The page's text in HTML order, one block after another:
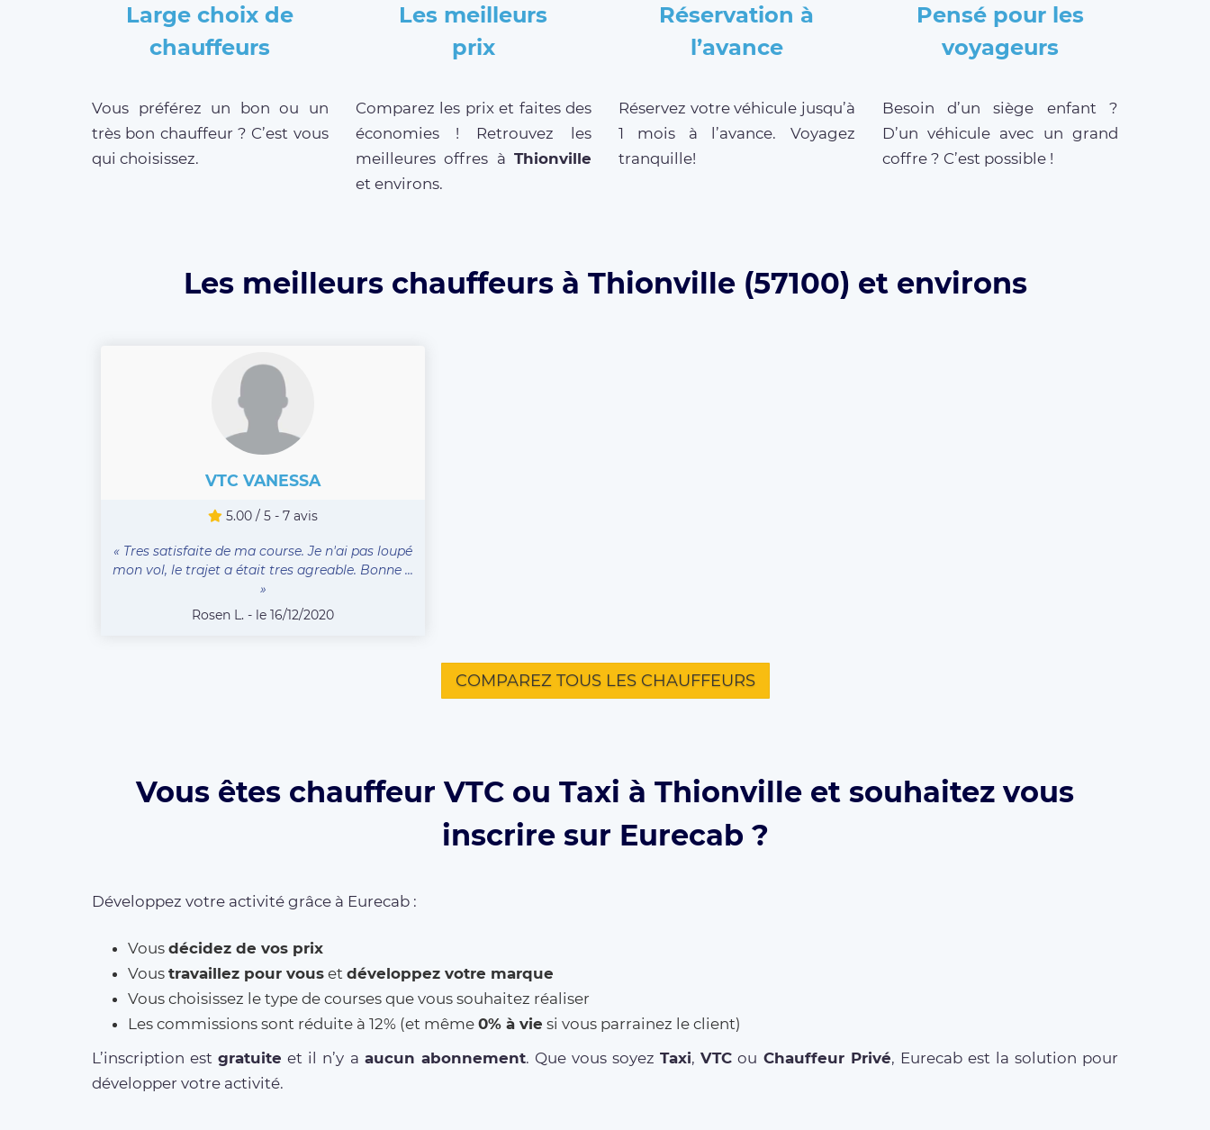
Large choix de
chauffeurs
Vous préférez un bon ou un
très bon chauffeur ? C’est vous
qui choisissez.
Les meilleurs
prix
Comparez les prix et faites des
économies ! Retrouvez les
meilleures offres à Thionville
et environs.
Réservation à
l’avance
Réservez votre véhicule jusqu’à
1 mois à l’avance. Voyagez
tranquille!
Pensé pour les
voyageurs
Besoin d’un siège enfant ?
D’un véhicule avec un grand
coffre ? C’est possible !
Les meilleurs chauffeurs à Thionville (57100) et environs
VTC VANESSA
5.00 / 5 - 7 avis
« Tres satisfaite de ma course. Je n'ai pas loupé
mon vol, le trajet a était tres agreable. Bonne ...
»
Rosen L. - le 16/12/2020
COMPAREZ TOUS LES CHAUFFEURS
Vous êtes chauffeur VTC ou Taxi à Thionville et souhaitez vous
inscrire sur Eurecab ?
Développez votre activité grâce à Eurecab :
Vous décidez de vos prix
Vous travaillez pour vous et développez votre marque
Vous choisissez le type de courses que vous souhaitez réaliser
Les commissions sont réduite à 12% (et même 0% à vie si vous parrainez le client)
L’inscription estgratuite et il n’y a aucun abonnement. Que vous soyezTaxi,VTC ou Chauffeur Privé, Eurecab est la solution pour
développer votre activité.